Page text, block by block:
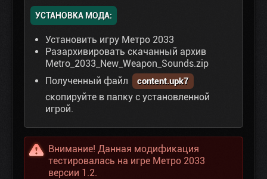
УСТАНОВКА МОДА:
Установить игру Метро 2033
Разархивировать скачанный архив
Metro_2033_New_Weapon_Sounds.zip
Полученный файл
content.upk7
скопируйте в папку с установленной
игрой.
Внимание! Данная модификация
тестировалась на игре Метро 2033
версии 1.2.